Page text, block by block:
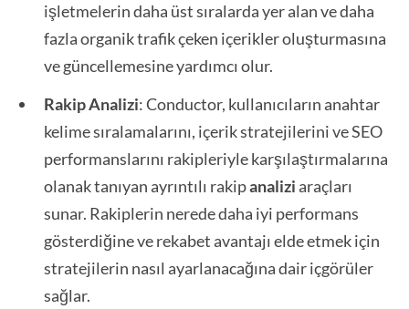
işletmelerin daha üst sıralarda yer alan ve daha
fazla organik trafik çeken içerikler oluşturmasına
ve güncellemesine yardımcı olur.
Rakip Analizi: Conductor, kullanıcıların anahtar
kelime sıralamalarını, içerik stratejilerini ve SEO
performanslarını rakipleriyle karşılaştırmalarına
olanak tanıyan ayrıntılı rakipanalizi araçları
sunar. Rakiplerin nerede daha iyi performans
gösterdiğine ve rekabet avantajı elde etmek için
stratejilerin nasıl ayarlanacağına dair içgörüler
sağlar.